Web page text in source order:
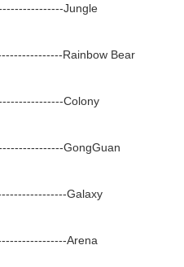
Jungle
Rainbow
Galaxy
Arena